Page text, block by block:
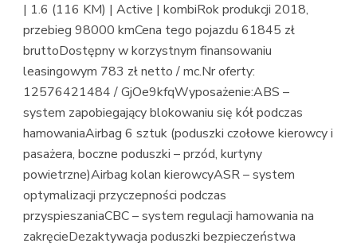
| 1.6 (116 KM) | Active | kombiRok produkcji 2018,
przebieg 98000 kmCena tego pojazdu 61845 zł
bruttoDostępny w korzystnym finansowaniu
leasingowym 783 zł netto / mc.Nr oferty:
12576421484 / GjOe9kfqWyposażenie:ABS –
system zapobiegający blokowaniu się kół podczas
hamowaniaAirbag 6 sztuk (poduszki czołowe kierowcy i
pasażera, boczne poduszki – przód, kurtyny
powietrzne)Airbag kolan kierowcyASR – system
optymalizacji przyczepności podczas
przyspieszaniaCBC – system regulacji hamowania na
zakręcieDezaktywacja poduszki bezpieczeństwa